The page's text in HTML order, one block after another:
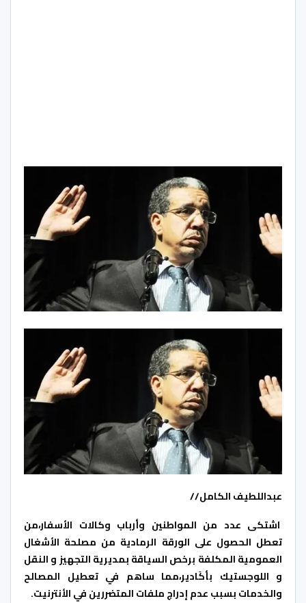
عبداللطيف الكامل//
اشتكى عدد من المواطنين وأرباب وكالات الأسفار،من
تعطل الحصول على الورقة الرمادية من مصلحة الأشغال
العمومية المكلفة برخص السياقة بمديرية التجهيز و النقل
و اللوجستيك بأكَادير،مما ساهم في تعطيل المصالح
والخدمات بسبب عدم إدراج ملفات المتضررين في الأنترنيت.